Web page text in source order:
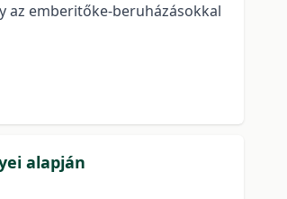
az emberitőke-beruházásokkal
alapján